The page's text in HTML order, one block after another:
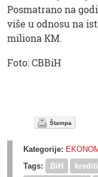
Posmatrano na
više u odnosu na
miliona KM.
Foto: CBBiH
Štampa
Kategorije:
Tags:
BiH krediti